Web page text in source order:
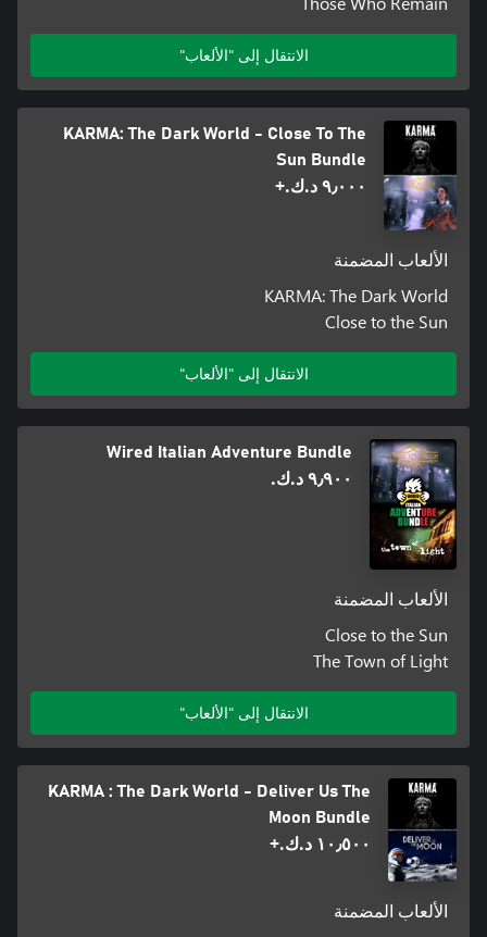
الانتقال إلى "الألعاب"
KARMA: The Dark World - Close To The
Sun Bundle
٩٫٠٠٠ د.ك.‏+
الألعاب المضمنة
KARMA: The Dark World
Close to the Sun
الانتقال إلى "الألعاب"
Wired Italian Adventure Bundle
٩٫٩٠٠ د.ك.‏
الألعاب المضمنة
Close to the Sun
The Town of Light
الانتقال إلى "الألعاب"
KARMA : The Dark World - Deliver Us The
Moon Bundle
١٠٫٥٠٠ د.ك.‏+
الألعاب المضمنة